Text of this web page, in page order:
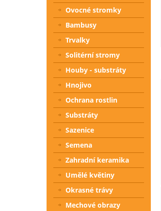
Ovocné stromky
Bambusy
Trvalky
Solitérní stromy
Houby - substráty
Hnojivo
Ochrana rostlin
Substráty
Sazenice
Semena
Zahradní keramika
Umělé květiny
Okrasné trávy
Mechové obrazy